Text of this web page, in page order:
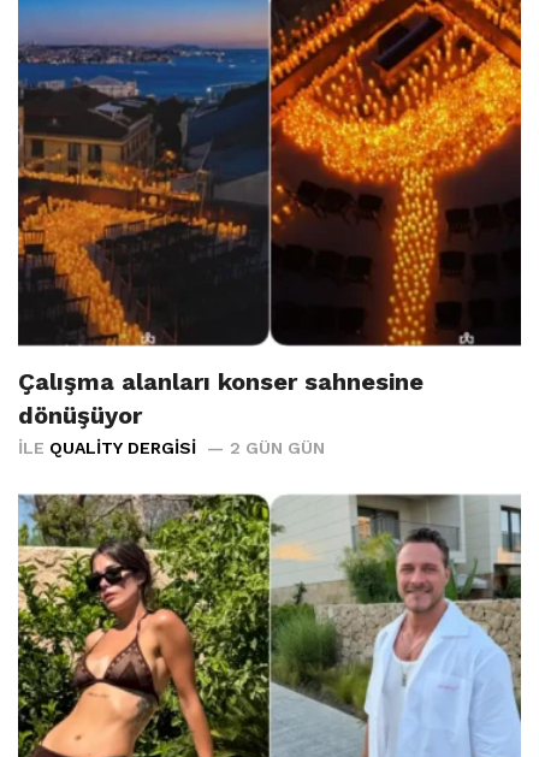
Çalışma alanları konser sahnesine
dönüşüyor
İLE QUALITY DERGISI 2 GÜN GÜN